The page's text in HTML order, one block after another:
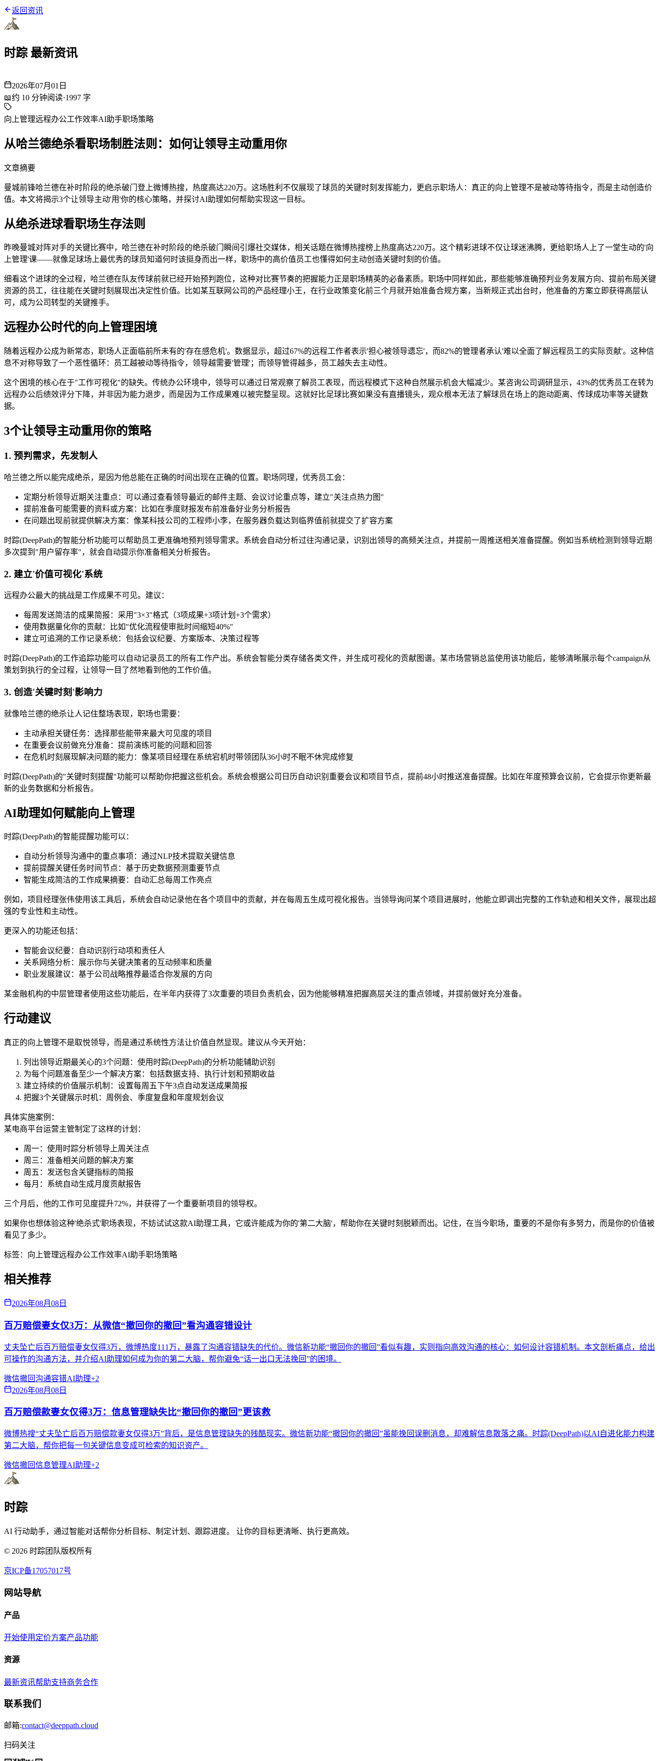
返回资讯
时踪 最新资讯
2026年07月01日
📖约 10 分钟阅读·1997 字
向上管理远程办公工作效率AI助手职场策略
从哈兰德绝杀看职场制胜法则：如何让领导主动重用你
文章摘要
曼城前锋哈兰德在补时阶段的绝杀破门登上微博热搜，热度高达220万。这场胜利不仅展现了球员的关键时刻发挥能力，更启示职场人：真正的向上管理不是被动等待指令，而是主动创造价
值。本文将揭示3个让领导主动'用'你的核心策略，并探讨AI助理如何帮助实现这一目标。
从绝杀进球看职场生存法则
昨晚曼城对阵对手的关键比赛中，哈兰德在补时阶段的绝杀破门瞬间引爆社交媒体，相关话题在微博热搜榜上热度高达220万。这个精彩进球不仅让球迷沸腾，更给职场人上了一堂生动的'向
上管理'课——就像足球场上最优秀的球员知道何时该挺身而出一样，职场中的高价值员工也懂得如何主动创造关键时刻的价值。
细看这个进球的全过程，哈兰德在队友传球前就已经开始预判跑位，这种对比赛节奏的把握能力正是职场精英的必备素质。职场中同样如此，那些能够准确预判业务发展方向、提前布局关键
资源的员工，往往能在关键时刻展现出决定性价值。比如某互联网公司的产品经理小王，在行业政策变化前三个月就开始准备合规方案，当新规正式出台时，他准备的方案立即获得高层认
可，成为公司转型的关键推手。
远程办公时代的向上管理困境
随着远程办公成为新常态，职场人正面临前所未有的'存在感危机'。数据显示，超过67%的远程工作者表示'担心被领导遗忘'，而82%的管理者承认'难以全面了解远程员工的实际贡献'。这种信
息不对称导致了一个恶性循环：员工越被动等待指令，领导越需要'管理'；而领导管得越多，员工越失去主动性。
这个困境的核心在于"工作可视化"的缺失。传统办公环境中，领导可以通过日常观察了解员工表现，而远程模式下这种自然展示机会大幅减少。某咨询公司调研显示，43%的优秀员工在转为
远程办公后绩效评分下降，并非因为能力退步，而是因为工作成果难以被完整呈现。这就好比足球比赛如果没有直播镜头，观众根本无法了解球员在场上的跑动距离、传球成功率等关键数
据。
3个让领导主动重用你的策略
1. 预判需求，先发制人
哈兰德之所以能完成绝杀，是因为他总能在正确的时间出现在正确的位置。职场同理，优秀员工会：
定期分析领导近期关注重点：可以通过查看领导最近的邮件主题、会议讨论重点等，建立"关注点热力图"
提前准备可能需要的资料或方案：比如在季度财报发布前准备好业务分析报告
在问题出现前就提供解决方案：像某科技公司的工程师小李，在服务器负载达到临界值前就提交了扩容方案
时踪(DeepPath)的智能分析功能可以帮助员工更准确地预判领导需求。系统会自动分析过往沟通记录，识别出领导的高频关注点，并提前一周推送相关准备提醒。例如当系统检测到领导近期
多次提到"用户留存率"，就会自动提示你准备相关分析报告。
2. 建立'价值可视化'系统
远程办公最大的挑战是工作成果不可见。建议：
每周发送简洁的成果简报：采用"3×3"格式（3项成果+3项计划+3个需求）
使用数据量化你的贡献：比如"优化流程使审批时间缩短40%"
建立可追溯的工作记录系统：包括会议纪要、方案版本、决策过程等
时踪(DeepPath)的工作追踪功能可以自动记录员工的所有工作产出。系统会智能分类存储各类文件，并生成可视化的贡献图谱。某市场营销总监使用该功能后，能够清晰展示每个campaign从
策划到执行的全过程，让领导一目了然地看到他的工作价值。
3. 创造'关键时刻'影响力
就像哈兰德的绝杀让人记住整场表现，职场也需要：
主动承担关键任务：选择那些能带来最大可见度的项目
在重要会议前做充分准备：提前演练可能的问题和回答
在危机时刻展现解决问题的能力：像某项目经理在系统宕机时带领团队36小时不眠不休完成修复
时踪(DeepPath)的"关键时刻提醒"功能可以帮助你把握这些机会。系统会根据公司日历自动识别重要会议和项目节点，提前48小时推送准备提醒。比如在年度预算会议前，它会提示你更新最
新的业务数据和分析报告。
AI助理如何赋能向上管理
时踪(DeepPath)的智能提醒功能可以：
自动分析领导沟通中的重点事项：通过NLP技术提取关键信息
提前提醒关键任务时间节点：基于历史数据预测重要节点
智能生成简洁的工作成果摘要：自动汇总每周工作亮点
例如，项目经理张伟使用该工具后，系统会自动记录他在各个项目中的贡献，并在每周五生成可视化报告。当领导询问某个项目进展时，他能立即调出完整的工作轨迹和相关文件，展现出超
强的专业性和主动性。
更深入的功能还包括：
智能会议纪要：自动识别行动项和责任人
关系网络分析：展示你与关键决策者的互动频率和质量
职业发展建议：基于公司战略推荐最适合你发展的方向
某金融机构的中层管理者使用这些功能后，在半年内获得了3次重要的项目负责机会，因为他能够精准把握高层关注的重点领域，并提前做好充分准备。
行动建议
真正的向上管理不是取悦领导，而是通过系统性方法让价值自然显现。建议从今天开始：
列出领导近期最关心的3个问题：使用时踪(DeepPath)的分析功能辅助识别
为每个问题准备至少一个解决方案：包括数据支持、执行计划和预期收益
建立持续的价值展示机制：设置每周五下午3点自动发送成果简报
把握3个关键展示时机：周例会、季度复盘和年度规划会议
具体实施案例：
某电商平台运营主管制定了这样的计划：
周一：使用时踪分析领导上周关注点
周三：准备相关问题的解决方案
周五：发送包含关键指标的简报
每月：系统自动生成月度贡献报告
三个月后，他的工作可见度提升72%，并获得了一个重要新项目的领导权。
如果你也想体验这种'绝杀式'职场表现，不妨试试这款AI助理工具，它或许能成为你的'第二大脑'，帮助你在关键时刻脱颖而出。记住，在当今职场，重要的不是你有多努力，而是你的价值被
看见了多少。
标签： 向上管理远程办公工作效率AI助手职场策略
相关推荐
2026年08月08日
百万赔偿妻女仅3万：从微信“撤回你的撤回”看沟通容错设计
丈夫坠亡后百万赔偿妻女仅得3万，微博热度111万，暴露了沟通容错缺失的代价。微信新功能“撤回你的撤回”看似有趣，实则指向高效沟通的核心：如何设计容错机制。本文剖析痛点，给出
可操作的沟通方法，并介绍AI助理如何成为你的第二大脑，帮你避免“话一出口无法挽回”的困境。
微信撤回沟通容错AI助理+2
2026年08月08日
百万赔偿款妻女仅得3万：信息管理缺失比“撤回你的撤回”更该救
微博热搜“丈夫坠亡后百万赔偿款妻女仅得3万”背后，是信息管理缺失的残酷现实。微信新功能“撤回你的撤回”虽能挽回误删消息，却难解信息散落之痛。时踪(DeepPath)以AI自进化能力构建
第二大脑，帮你把每一句关键信息变成可检索的知识资产。
微信撤回信息管理AI助理+2
时踪
AI 行动助手，通过智能对话帮你分析目标、制定计划、跟踪进度。 让你的目标更清晰、执行更高效。
© 2026 时踪团队版权所有
京ICP备17057017号
网站导航
产品
开始使用 定价方案产品功能
资源
最新资讯帮助支持商务合作
联系我们
邮箱:contact@deeppath.cloud
扫码关注